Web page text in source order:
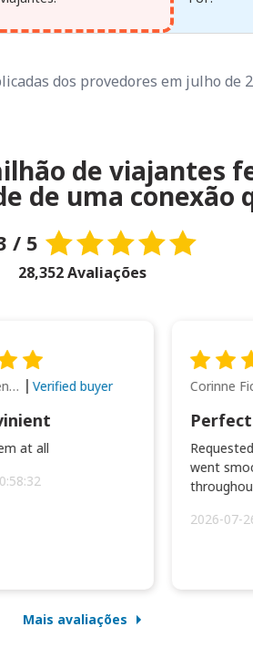
dos provedores em julho de
de viajantes
de uma conexão
/ 5
28,352 Avaliações
Clipperson Penilla Verified buyer
at all
Corinne
went
2026-07-
Mais avaliações